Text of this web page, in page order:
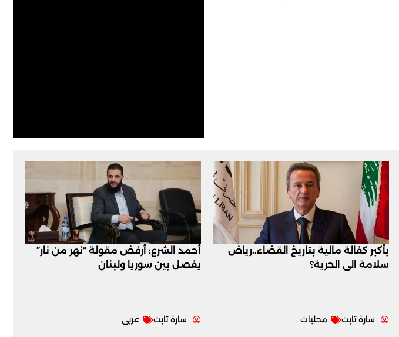
بأكبر كفالة مالية بتاريخ القضاء..رياض
سلامة الى الحرية؟
سارة تابت محليات
أحمد الشرع: أرفض مقولة “نهر من نار”
يفصل بين سوريا ولبنان
سارة تابت عربي